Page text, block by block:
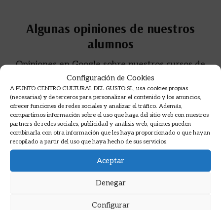
Configuración de Cookies
A PUNTO CENTRO CULTURAL DEL GUSTO SL, usa cookies propias
(necesarias) y de terceros para personalizar el contenido y los anuncios,
ofrecer funciones de redes sociales y analizar el tráfico. Además,
compartimos información sobre el uso que haga del sitio web con nuestros
partners de redes sociales, publicidad y análisis web, quienes pueden
combinarla con otra información que les haya proporcionado o que hayan
recopilado a partir del uso que haya hecho de sus servicios.
Aceptar
Denegar
Configurar
Algunas opiniones de nuestros
alumnos
Opiniones en Google sobre nuestros cursos de
cocina.